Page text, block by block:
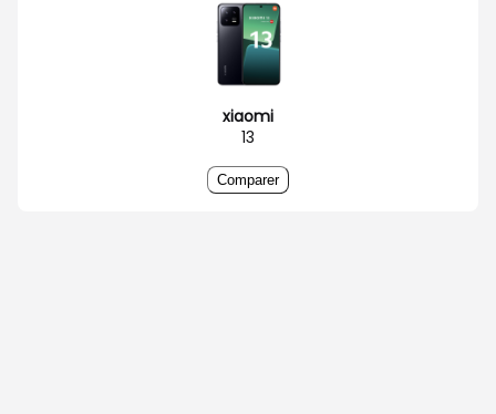
xiaomi
13
Comparer